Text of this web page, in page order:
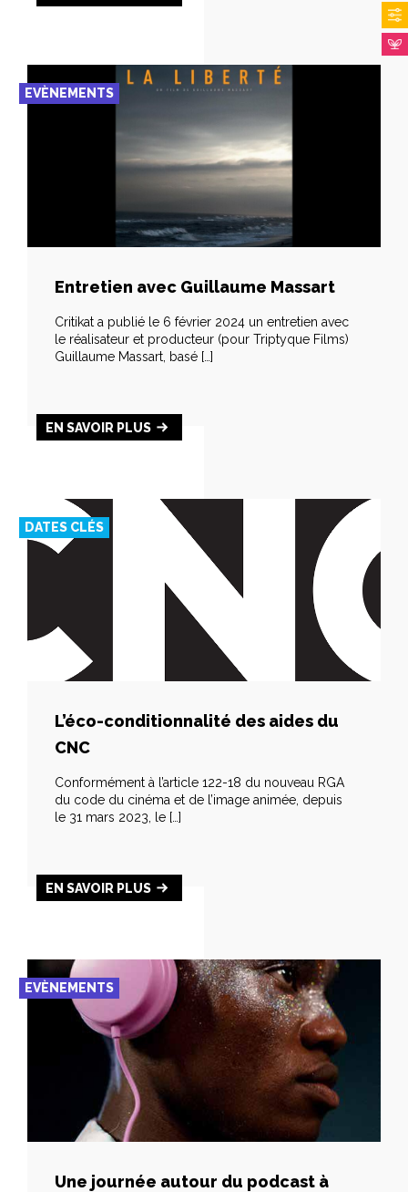
EVÈNEMENTS
Entretien avec Guillaume Massart
Critikat a publié le 6 février 2024 un entretien avec
le réalisateur et producteur (pour Triptyque Films)
Guillaume Massart, basé […]
EN SAVOIR PLUS
DATES CLÉS
L’éco-conditionnalité des aides du
CNC
Conformément à l’article 122-18 du nouveau RGA
du code du cinéma et de l’image animée, depuis
le 31 mars 2023, le […]
EN SAVOIR PLUS
EVÈNEMENTS
Une journée autour du podcast à